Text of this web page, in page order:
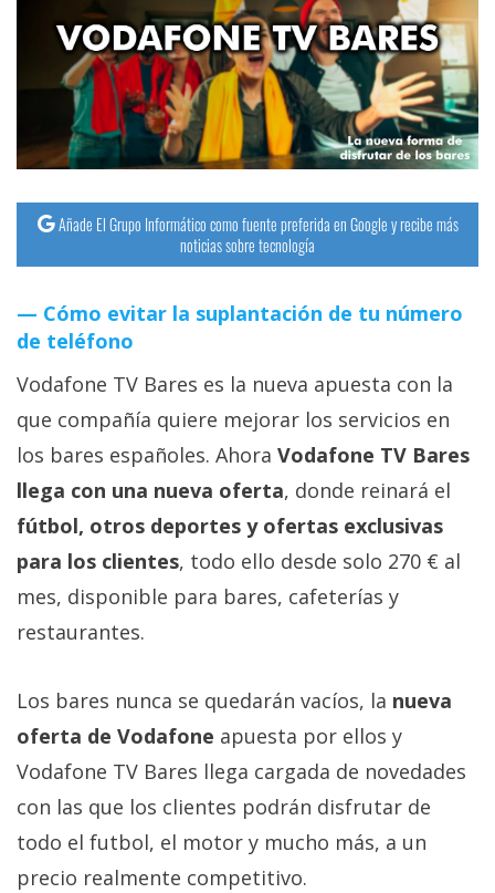
Operadores
Trucos
y
Tutoriales
Ciberseguridad
Sistemas
operativos
Profesional
+
Más
temas
Sorteos
Contacto
Sobre
nosotros
/
Publicidad
Añade El Grupo Informático como fuente preferida en Google y recibe más
noticias sobre tecnología
Cómo evitar la suplantación de tu número
de teléfono
Vodafone TV Bares es la nueva apuesta con la
que compañía quiere mejorar los servicios en
los bares españoles. Ahora Vodafone TV Bares
llega con una nueva oferta, donde reinará el
fútbol, otros deportes y ofertas exclusivas
para los clientes, todo ello desde solo 270 € al
mes, disponible para bares, cafeterías y
restaurantes.
Los bares nunca se quedarán vacíos, la nueva
oferta de Vodafone apuesta por ellos y
Vodafone TV Bares llega cargada de novedades
con las que los clientes podrán disfrutar de
todo el futbol, el motor y mucho más, a un
precio realmente competitivo.